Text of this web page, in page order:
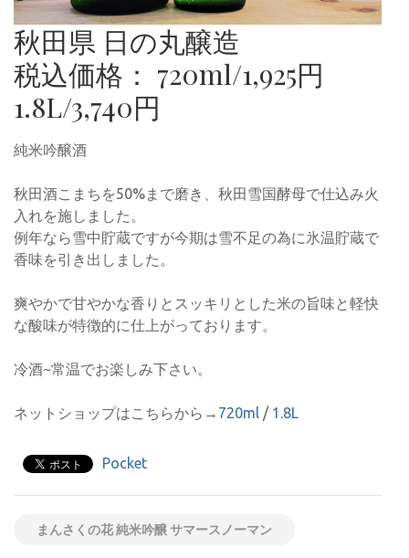
秋田県 日の丸醸造
税込価格： 720ml/1,925円
1.8L/3,740円
純米吟醸酒
秋田酒こまちを50%まで磨き、秋田雪国酵母で仕込み火
入れを施しました。
例年なら雪中貯蔵ですが今期は雪不足の為に氷温貯蔵で
香味を引き出しました。
爽やかで甘やかな香りとスッキリとした米の旨味と軽快
な酸味が特徴的に仕上がっております。
冷酒~常温でお楽しみ下さい。
ネットショップはこちらから→ 720ml / 1.8L
Pocket
まんさくの花 純米吟醸 サマースノーマン